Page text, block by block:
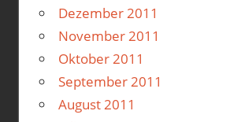
Dezember 2011
November 2011
Oktober 2011
September 2011
August 2011